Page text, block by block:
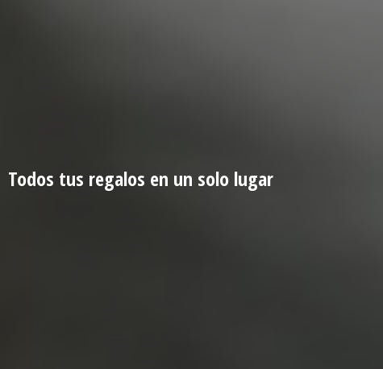
Todos tus regalos en un solo lugar